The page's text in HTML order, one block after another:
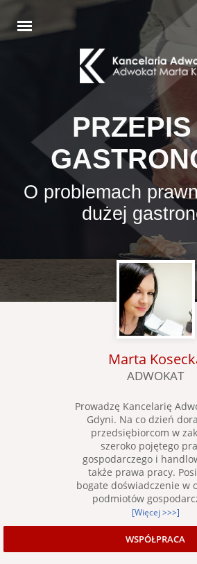
O problemach
dużej
Marta
ADWOKAT
Prowadzę Kancelarię
Gdyni. Na co dzień
przedsiębiorcom w
szeroko pojętego
gospodarczego i
także prawa pracy.
bogate doświadczenie w
podmiotów
[Więcej >>>]
WSPÓŁPRACA